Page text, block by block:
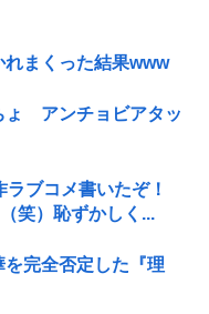
れまくった結果www
ょ アンチョビアタッ
ラブコメ書いたぞ！
笑）恥ずかしく...
を完全否定した『理